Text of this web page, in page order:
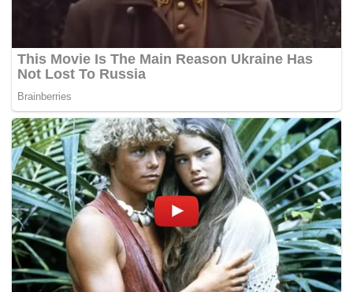
Menurutnya lagi, pelaksanaan skim itu juga dapat
mengelakkan penghijrahan doktor pakar di hospital
kerajaan ke hospital swasta yang menawarkan gaji yang
lebih lumayan.
“Dengan skim ini kita memberi peluang kepada mereka
(doktor pakar di hospital kerajaan) untuk mendapat
tambahan pendapatan yang hampir sama jika mereka
berkhidmat di hospital swasta.
“Ini juga bagi mengatasi masalah peletakan jawatan doktor
pakar di hospital kerajaan kerana dilaporkan setiap tahun
hampir 150 doktor pakar yang meletak jawatan dan hanya
400 kemasukan doktor baharu. Jadi yang kekal tidak
banyak,” katanya. – BERNAMA